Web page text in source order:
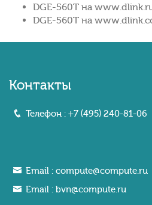
DGE-560T на
DGE-560T на
Контакты
Телефон : +7 (495) 240-81-06
Email : compute@compute.ru
Email : bvn@compute.ru